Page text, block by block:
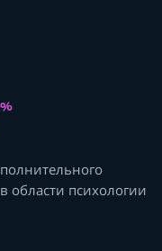
области психологии